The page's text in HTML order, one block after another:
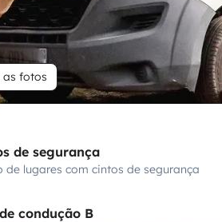
as fotos
de segurança
de lugares com cintos de segurança
condução B